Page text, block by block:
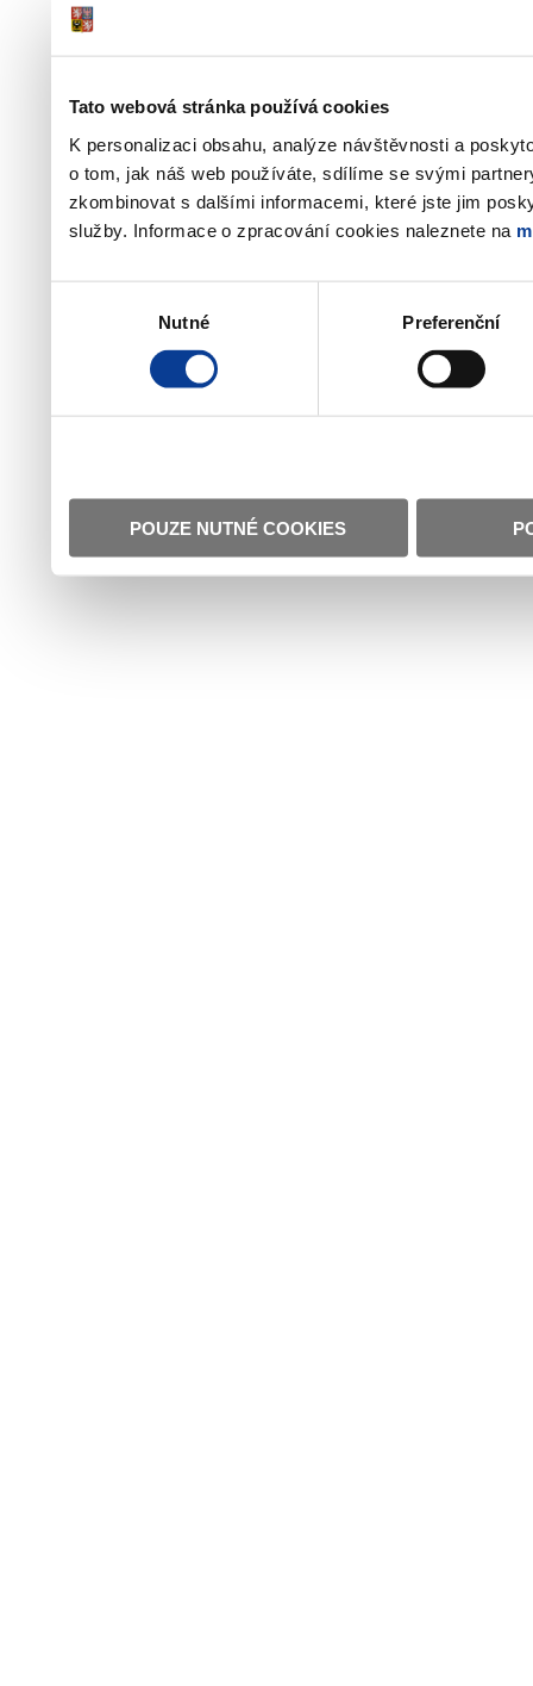
Tato webová stránka používá cookies
K personalizaci obsahu, analýze návštěvnosti a
o tom, jak náš web používáte, sdílíme se svými
zkombinovat s dalšími informacemi, které jste jim
služby. Informace o zpracování cookies naleznete na
Nutné Preferenční
POUZE NUTNÉ COOKIES